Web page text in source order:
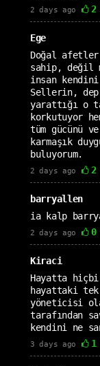
2 days ago 2
Ege
Doğal afetler
sahip, değil
insan
Sellerin,
yarattığı o
korkutuyor
tüm gücünü
karmaşık
buluyorum.
2 days ago 2
barryallen
ia kalp
2 days ago 0
Kiraci
Hayatta
hayattaki tek
yöneticisi
tarafından
kendini ne
3 days ago 1